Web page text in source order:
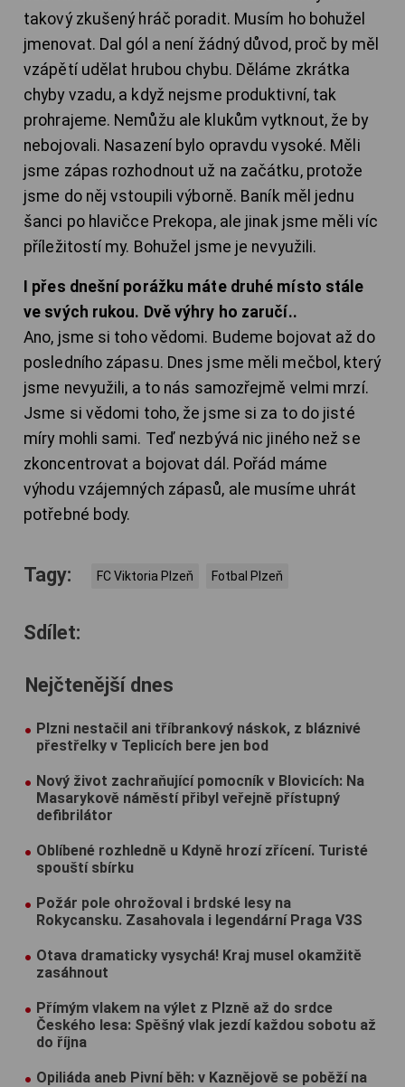
takový zkušený hráč poradit. Musím ho bohužel
jmenovat. Dal gól a není žádný důvod, proč by měl
vzápětí udělat hrubou chybu. Děláme zkrátka
chyby vzadu, a když nejsme produktivní, tak
prohrajeme. Nemůžu ale klukům vytknout, že by
nebojovali. Nasazení bylo opravdu vysoké. Měli
jsme zápas rozhodnout už na začátku, protože
jsme do něj vstoupili výborně. Baník měl jednu
šanci po hlavičce Prekopa, ale jinak jsme měli víc
příležitostí my. Bohužel jsme je nevyužili.
I přes dnešní porážku máte druhé místo stále
ve svých rukou. Dvě výhry ho zaručí..
Ano, jsme si toho vědomi. Budeme bojovat až do
posledního zápasu. Dnes jsme měli mečbol, který
jsme nevyužili, a to nás samozřejmě velmi mrzí.
Jsme si vědomi toho, že jsme si za to do jisté
míry mohli sami. Teď nezbývá nic jiného než se
zkoncentrovat a bojovat dál. Pořád máme
výhodu vzájemných zápasů, ale musíme uhrát
potřebné body.
Tagy: FC Viktoria Plzeň Fotbal Plzeň
Sdílet:
Nejčtenější dnes
Plzni nestačil ani tříbrankový náskok, z bláznivé
přestřelky v Teplicích bere jen bod
Nový život zachraňující pomocník v Blovicích: Na
Masarykově náměstí přibyl veřejně přístupný
defibrilátor
Oblíbené rozhledně u Kdyně hrozí zřícení. Turisté
spouští sbírku
Požár pole ohrožoval i brdské lesy na
Rokycansku. Zasahovala i legendární Praga V3S
Otava dramaticky vysychá! Kraj musel okamžitě
zasáhnout
Přímým vlakem na výlet z Plzně až do srdce
Českého lesa: Spěšný vlak jezdí každou sobotu až
do října
Opiliáda aneb Pivní běh: v Kaznějově se poběží na